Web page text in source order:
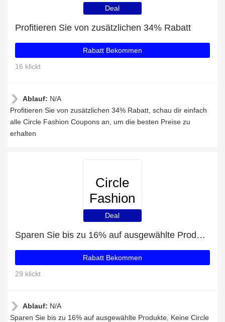
Deal
Profitieren Sie von zusätzlichen 34% Rabatt
Rabatt Bekommen
16 klickt
Ablauf: N/A
Profitieren Sie von zusätzlichen 34% Rabatt, schau dir einfach
alle Circle Fashion Coupons an, um die besten Preise zu
erhalten
Circle
Fashion
Deal
Sparen Sie bis zu 16% auf ausgewählte Produkte
Rabatt Bekommen
29 klickt
Ablauf: N/A
Sparen Sie bis zu 16% auf ausgewählte Produkte, Keine Circle